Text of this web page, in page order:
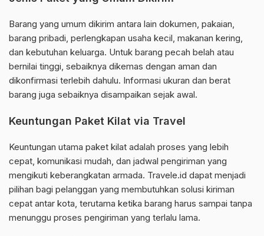
Barang yang umum dikirim antara lain dokumen, pakaian,
barang pribadi, perlengkapan usaha kecil, makanan kering,
dan kebutuhan keluarga. Untuk barang pecah belah atau
bernilai tinggi, sebaiknya dikemas dengan aman dan
dikonfirmasi terlebih dahulu. Informasi ukuran dan berat
barang juga sebaiknya disampaikan sejak awal.
Keuntungan Paket Kilat via Travel
Keuntungan utama paket kilat adalah proses yang lebih
cepat, komunikasi mudah, dan jadwal pengiriman yang
mengikuti keberangkatan armada. Travele.id dapat menjadi
pilihan bagi pelanggan yang membutuhkan solusi kiriman
cepat antar kota, terutama ketika barang harus sampai tanpa
menunggu proses pengiriman yang terlalu lama.